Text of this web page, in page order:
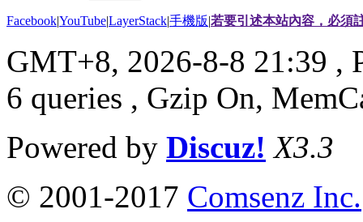
Facebook|YouTube|LayerStack|手機版|若要引述本站內容，必須
GMT+8, 2026-8-8 21:39 ,
6 queries , Gzip On,
Powered by Discuz! X3.3
© 2001-2017 Comsenz Inc.